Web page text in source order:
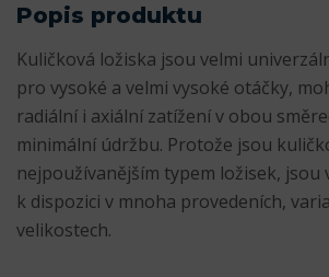
Popis produktu
Kuličková ložiska jsou velmi
pro vysoké a velmi vysoké otáčky,
radiální i axiální zatížení v obou
minimální údržbu. Protože jsou
nejpoužívanějším typem ložisek, jsou
k dispozici v mnoha provedeních,
velikostech.